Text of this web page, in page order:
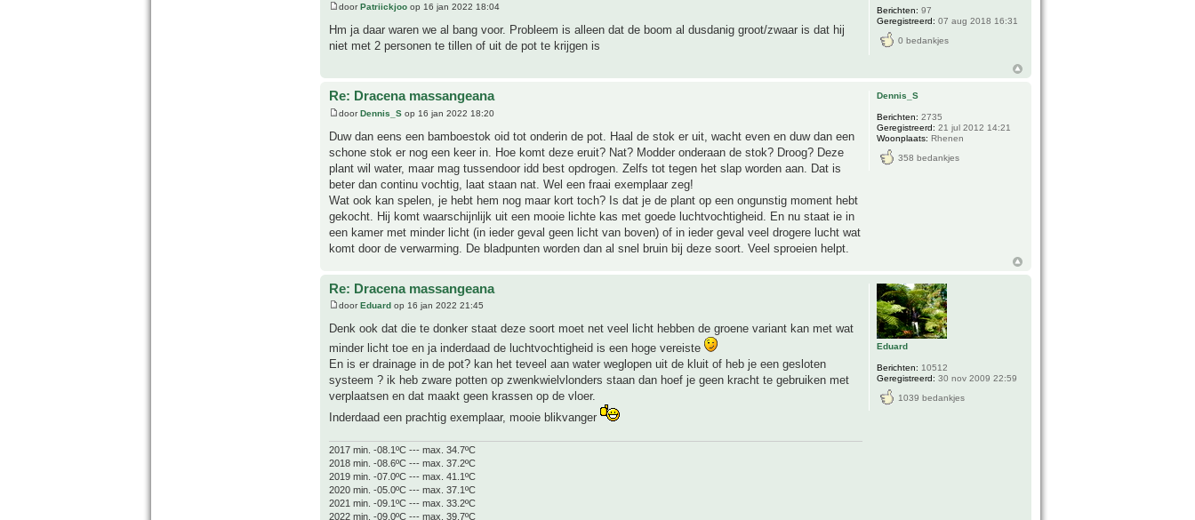
doorPatriickjoo op 16 jan 2022 18:04
Hm ja daar waren we al bang voor. Probleem is alleen dat de boom al dusdanig groot/zwaar is dat hij
niet met 2 personen te tillen of uit de pot te krijgen is
Berichten: 97
Geregistreerd: 07 aug 2018 16:31
0 bedankjes
Re: Dracena massangeana
doorDennis_S op 16 jan 2022 18:20
Duw dan eens een bamboestok oid tot onderin de pot. Haal de stok er uit, wacht even en duw dan een
schone stok er nog een keer in. Hoe komt deze eruit? Nat? Modder onderaan de stok? Droog? Deze
plant wil water, maar mag tussendoor idd best opdrogen. Zelfs tot tegen het slap worden aan. Dat is
beter dan continu vochtig, laat staan nat. Wel een fraai exemplaar zeg!
Wat ook kan spelen, je hebt hem nog maar kort toch? Is dat je de plant op een ongunstig moment hebt
gekocht. Hij komt waarschijnlijk uit een mooie lichte kas met goede luchtvochtigheid. En nu staat ie in
een kamer met minder licht (in ieder geval geen licht van boven) of in ieder geval veel drogere lucht wat
komt door de verwarming. De bladpunten worden dan al snel bruin bij deze soort. Veel sproeien helpt.
Dennis_S
Berichten: 2735
Geregistreerd: 21 jul 2012 14:21
Woonplaats: Rhenen
358 bedankjes
Re: Dracena massangeana
doorEduard op 16 jan 2022 21:45
Denk ook dat die te donker staat deze soort moet net veel licht hebben de groene variant kan met wat
minder licht toe en ja inderdaad de luchtvochtigheid is een hoge vereiste
En is er drainage in de pot? kan het teveel aan water weglopen uit de kluit of heb je een gesloten
systeem ? ik heb zware potten op zwenkwielvlonders staan dan hoef je geen kracht te gebruiken met
verplaatsen en dat maakt geen krassen op de vloer.
Inderdaad een prachtig exemplaar, mooie blikvanger
2017 min. -08.1ºC --- max. 34.7ºC
2018 min. -08.6ºC --- max. 37.2ºC
2019 min. -07.0ºC --- max. 41.1ºC
2020 min. -05.0ºC --- max. 37.1ºC
2021 min. -09.1ºC --- max. 33.2ºC
2022 min. -09.0ºC --- max. 39.7ºC
Eduard
Berichten: 10512
Geregistreerd: 30 nov 2009 22:59
1039 bedankjes